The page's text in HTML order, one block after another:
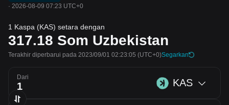
· 2026-08-09 07:23 UTC+0
1 Kaspa (KAS) setara dengan
317.18 Som Uzbekistan
Terakhir diperbarui pada 2023/09/01 02:23:05 (UTC+0)Segarkan
Dari KAS